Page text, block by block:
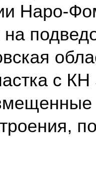
Наро-
на
с